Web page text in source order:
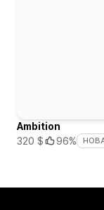
Ambition
320 $
96%